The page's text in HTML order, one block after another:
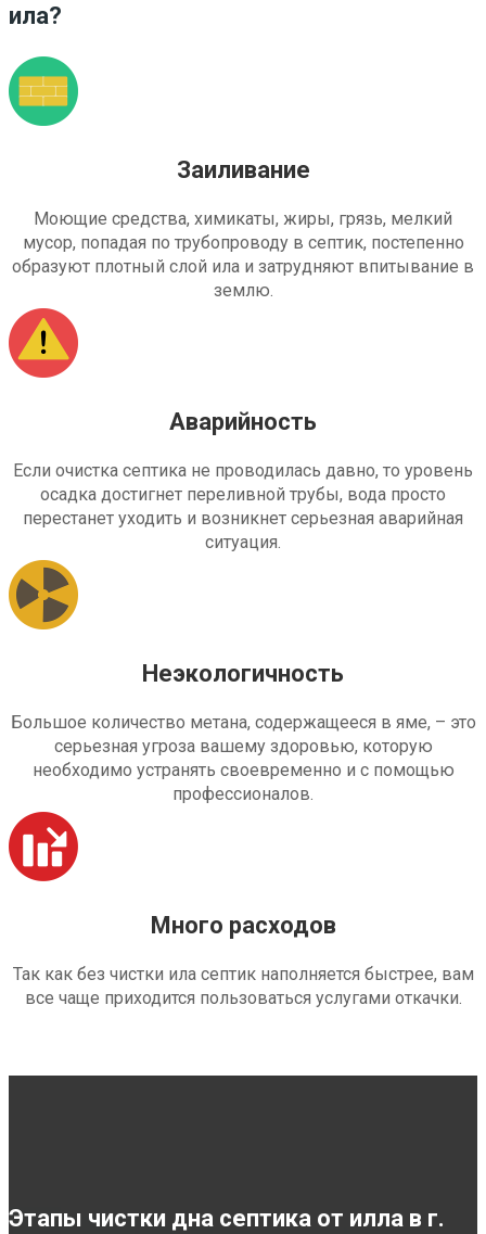
ила?
Заиливание
Моющие средства, химикаты, жиры, грязь, мелкий
мусор, попадая по трубопроводу в септик, постепенно
образуют плотный слой ила и затрудняют впитывание в
землю.
Аварийность
Если очистка септика не проводилась давно, то уровень
осадка достигнет переливной трубы, вода просто
перестанет уходить и возникнет серьезная аварийная
ситуация.
Неэкологичность
Большое количество метана, содержащееся в яме, – это
серьезная угроза вашему здоровью, которую
необходимо устранять своевременно и с помощью
профессионалов.
Много расходов
Так как без чистки ила септик наполняется быстрее, вам
все чаще приходится пользоваться услугами откачки.
Этапы чистки дна септика от илла в г.